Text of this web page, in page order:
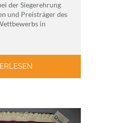
der Siegerehrung
und Preisträger des
in